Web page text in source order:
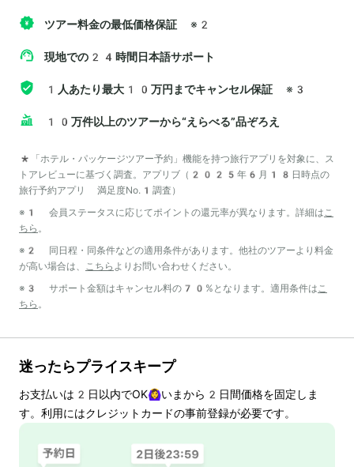
ツアー料金の最低価格保証 ※2
現地での24時間日本語サポート
1人あたり最大10万円までキャンセル保証 ※3
10万件以上のツアーから“えらべる”品ぞろえ
*「ホテル・パッケージツアー予約」機能を持つ旅行アプリを対象に、ス
トアレビューに基づく調査。アプリブ（2025年6月18日時点の
旅行予約アプリ 満足度No.1調査）
※1 会員ステータスに応じてポイントの還元率が異なります。詳細は こ
ちら 。
※2 同日程・同条件などの適用条件があります。他社のツアーより料金
が高い場合は、
こちら よりお問い合わせください。
※3 サポート金額はキャンセル料の70%となります。適用条件は こ
ちら 。
迷ったらプライスキープ
お支払いは 2 日以内でOK🙆‍♀️いまから 2 日間価格を固定しま
す。利用にはクレジットカードの事前登録が必要です。